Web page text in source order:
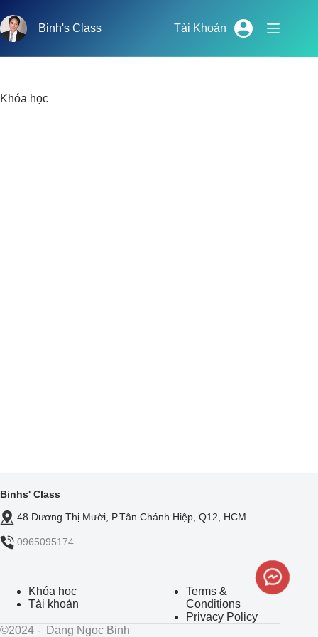
đến
phần
nội
dung
Binh's Class Tài Khoản
Khóa học
Binhs' Class
48 Dương Thị Mười, P.Tân Chánh Hiệp, Q12, HCM
0965095174
Khóa học
Tài khoản
Terms &
Conditions
Privacy Policy
©2024 - Dang Ngoc Binh